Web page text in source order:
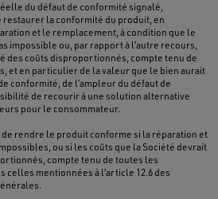
du défaut de conformité signalé,
restaurer la conformité du produit, en
et le remplacement, à condition que le
impossible ou, par rapport à l’autre recours,
des coûts disproportionnés, compte tenu de
et en particulier de la valeur que le bien aurait
conformité, de l’ampleur du défaut de
de recourir à une solution alternative
pour le consommateur.
rendre le produit conforme si la réparation et
ou si les coûts que la Société devrait
compte tenu de toutes les
celles mentionnées à l’article 12.6 des